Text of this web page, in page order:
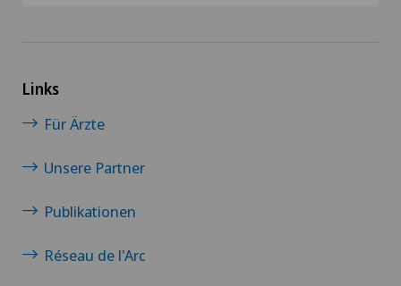
Links
Für Ärzte
Unsere Partner
Publikationen
Réseau de l'Arc